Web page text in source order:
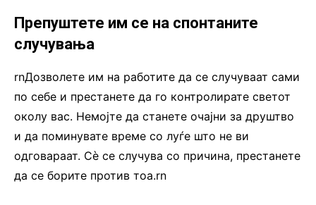
Препуштете им се на спонтаните
случувања
rnДозволете им на работите да се случуваат сами
по себе и престанете да го контролирате светот
околу вас. Немојте да станете очајни за друштво
и да поминувате време со луѓе што не ви
одговараат. Сѐ се случува со причина, престанете
да се борите против тоа.rn